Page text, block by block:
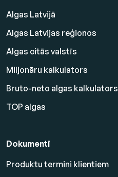
Algas Latvijā
Algas Latvijas reģionos
Algas citās valstīs
Miljonāru kalkulators
Bruto-neto algas kalkulators
TOP algas
Dokumenti
Produktu termini klientiem